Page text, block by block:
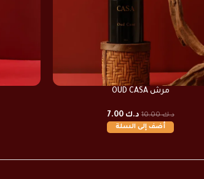
مرش OUD CASA
د.ك10.00 د.ك 7.00
أضف إلى السلة